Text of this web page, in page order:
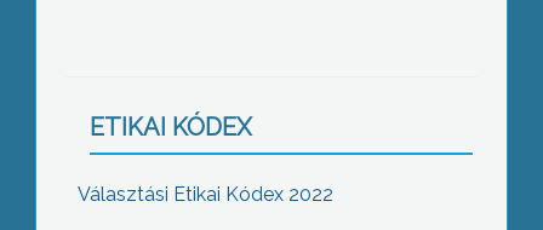
ETIKAI KÓDEX
Választási Etikai Kódex 2022